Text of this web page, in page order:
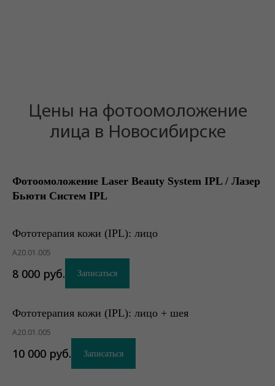
Цены на фотоомоложение
лица в Новосибирске
Фотоомоложение Laser Beauty System IPL / Лазер
Бьюти Систем IPL
Фототерапия кожи (IPL): лицо
А20.01.005
8 000 руб. Записаться
Фототерапия кожи (IPL): лицо + шея
А20.01.005
10 000 руб. Записаться